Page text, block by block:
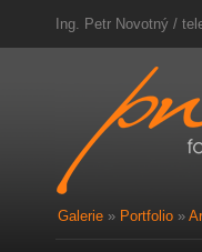
Ing. Petr Novotný /
Galerie » Portfolio »